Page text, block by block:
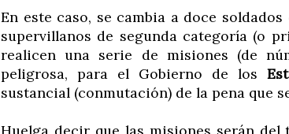
En este caso, se cambia a doce
supervillanos de segunda categoría (o
realicen una serie de misiones (de
peligrosa, para el Gobierno de los
sustancial (conmutación) de la pena que